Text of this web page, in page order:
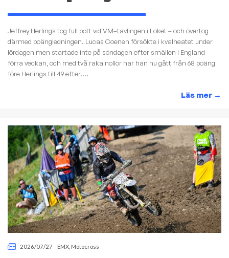
Jeffrey Herlings tog full pott vid VM–tävlingen i Loket – och övertog
därmed poängledningen. Lucas Coenen försökte i kvalheatet under
lördagen men startade inte på söndagen efter smällen i England
förra veckan, och med två raka nollor har han nu gått från 68 poäng
före Herlings till 49 efter....
Läs mer →
2026/07/27 - EMX Motocross